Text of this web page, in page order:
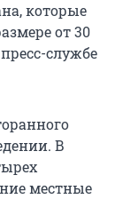
которые
от 30
службе
В
местные